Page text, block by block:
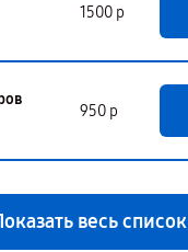
1500 р
950 р
весь список